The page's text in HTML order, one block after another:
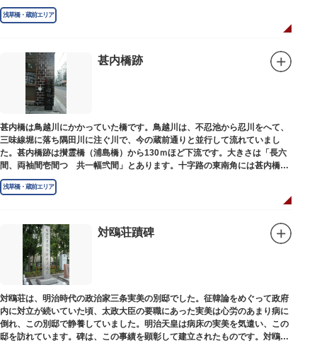
発祥の地としても知られています。
浅草橋・蔵前エリア
甚内橋跡
甚内橋は鳥越川にかかっていた橋です。鳥越川は、不忍池から忍川をへて、
三味線堀に落ち隅田川に注ぐ川で、今の蔵前通りと並行して流れていまし
た。甚内橋跡は攅霊橋（浦島橋）から130ｍほど下流です。大きさは「長六
間、両袖間壱間つゞ共一幅弐間」とあります。十字路の東南角には甚内橋跡
の石碑があります。
浅草橋・蔵前エリア
対鴎荘蹟碑
対鴎荘は、明治時代の政治家三条実美の別邸でした。征韓論をめぐって政府
内に対立が続いていた頃、太政大臣の要職にあった実美は心労のあまり病に
倒れ、この別邸で静養していました。明治天皇は病床の実美を気遣い、この
邸を訪れています。碑は、この事績を顕彰して建立されたものです。対鴎荘